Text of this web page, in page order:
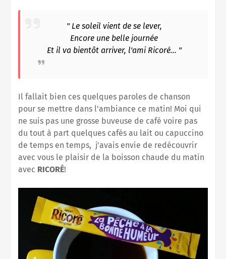
" Le soleil vient de se lever,
Encore une belle journée
Et il va bientôt arriver, l'ami Ricoré... "
Il fallait bien ces quelques paroles de chanson
pour se mettre dans l'ambiance ce matin! Moi qui
ne suis pas une grosse buveuse de café voire pas
du tout à part quelques cafés au lait ou capuccino
de temps en temps, j'avais envie de redécouvrir
avec vous le plaisir de la boisson chaude du matin
avec RICORÉ!